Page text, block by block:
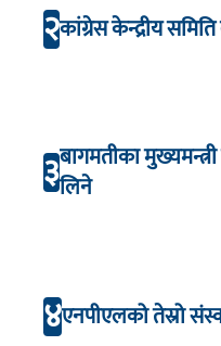
२कांग्रेस केन्द्रीय
३बागमतीका
लिने
४एनपीएलको तेस्रो